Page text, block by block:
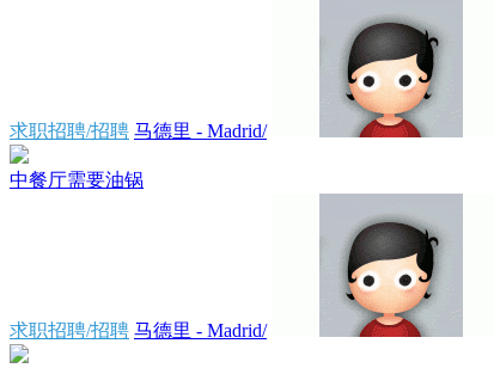
求职招聘/招聘 马德里 - Madrid/
中餐厅需要油锅
求职招聘/招聘 马德里 - Madrid/